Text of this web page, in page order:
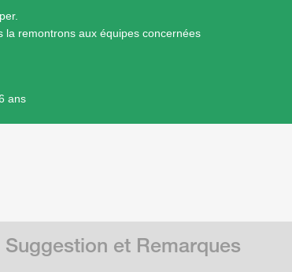
remontrons aux équipes concernées
ans
et Remarques